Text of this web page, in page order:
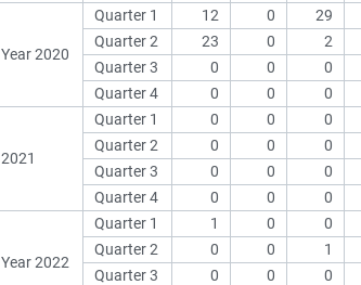
Year 2020
Quarter 1 12 0 29
Quarter 2
23 0 2
Quarter 3
0 0 0
Quarter 4
0 0 0
2021
Quarter 1 0 0 0
Quarter 2
0 0 0
Quarter 3
0 0 0
Quarter 4
0 0 0
Year 2022
Quarter 1 1 0 0
Quarter 2
0 0 1
Quarter 3
0 0 0